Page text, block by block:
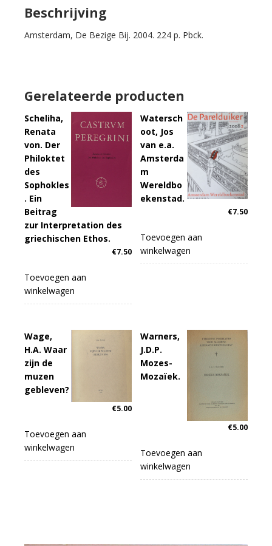
De
Bij.
Beschrijving
Amsterdam, De Bezige Bij. 2004. 224 p. Pbck.
Gerelateerde producten
Scheliha,
Renata
von. Der
Philoktet
des
Sophokles
. Ein
Beitrag
zur Interpretation des
griechischen Ethos.
€7.50
Toevoegen aan
winkelwagen
Watersch
oot, Jos
van e.a.
Amsterda
m
Wereldbo
ekenstad.
€7.50
Toevoegen aan
winkelwagen
Wage,
H.A. Waar
zijn de
muzen
gebleven?
€5.00
Toevoegen aan
winkelwagen
Warners,
J.D.P.
Mozes-
Mozaïek.
€5.00
Toevoegen aan
winkelwagen